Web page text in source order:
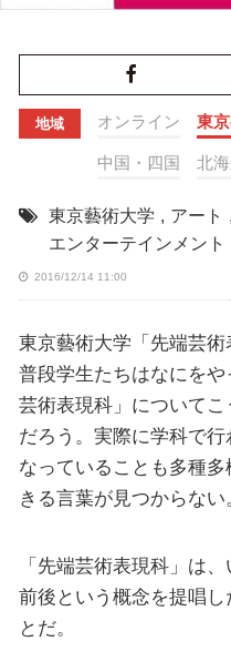
地域 オンライン 東
中国・四国 北
東京藝術大学 , アート ,
エンターテインメント
2016/12/14 11:00
東京藝術大学「先端芸術
普段学生たちはなにを
芸術表現科」について
だろう。実際に学科で
なっていることも多種
きる言葉が見つからない
「先端芸術表現科」は
前後という概念を提唱
とだ。